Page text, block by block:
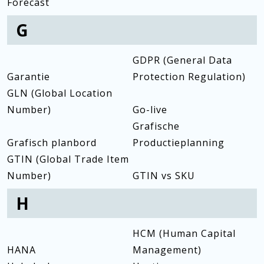
G
Garantie
GDPR (General Data
Protection Regulation)
GLN (Global Location
Number)
Go-live
Grafisch planbord
Grafische
Productieplanning
GTIN (Global Trade Item
Number)
GTIN vs SKU
H
HANA
HCM (Human Capital
Management)